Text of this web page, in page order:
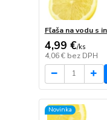
Fľaša na vodu s
4,99 €/ks
4,06 € bez DPH
Novinka